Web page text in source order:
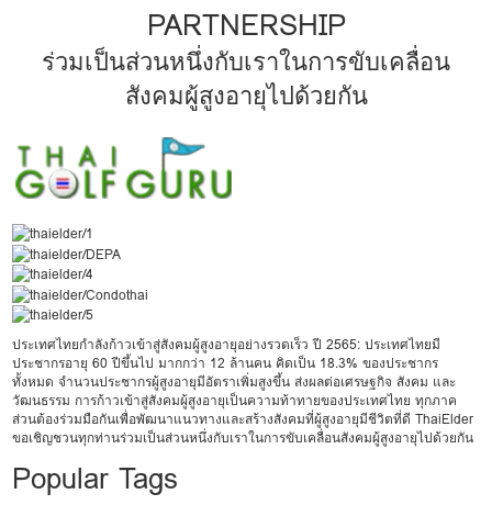
PARTNERSHIP
ร่วมเป็นส่วนหนึ่งกับเราในการขับเคลื่อน
สังคมผู้สูงอายุไปด้วยกัน
ประเทศไทยกำลังก้าวเข้าสู่สังคมผู้สูงอายุอย่างรวดเร็ว ปี 2565: ประเทศไทยมี
ประชากรอายุ 60 ปีขึ้นไป มากกว่า 12 ล้านคน คิดเป็น 18.3% ของประชากร
ทั้งหมด จำนวนประชากรผู้สูงอายุมีอัตราเพิ่มสูงขึ้น ส่งผลต่อเศรษฐกิจ สังคม และ
วัฒนธรรม การก้าวเข้าสู่สังคมผู้สูงอายุเป็นความท้าทายของประเทศไทย ทุกภาค
ส่วนต้องร่วมมือกันเพื่อพัฒนาแนวทางและสร้างสังคมที่ผู้สูงอายุมีชีวิตที่ดี ThaiElder
ขอเชิญชวนทุกท่านร่วมเป็นส่วนหนึ่งกับเราในการขับเคลื่อนสังคมผู้สูงอายุไปด้วยกัน
Popular Tags